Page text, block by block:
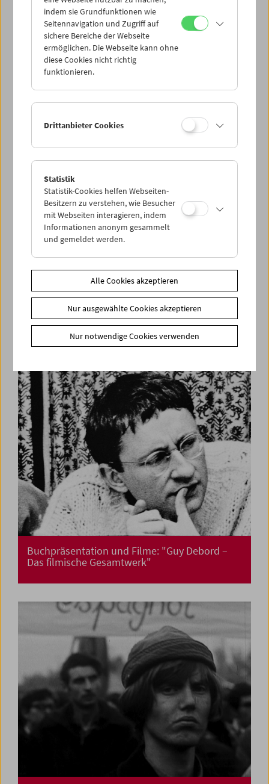
In person: Philipp Fleischmann
Kinoreal: Mark Jenkin
Buchpräsentation und Filme: "Guy Debord –
Das filmische Gesamtwerk"
indem sie Grundfunktionen wie
Seitennavigation und Zugriff auf
sichere Bereiche der Webseite
ermöglichen. Die Webseite kann ohne
diese Cookies nicht richtig
funktionieren.
Drittanbieter Cookies
Statistik
Statistik-Cookies helfen Webseiten-
Besitzern zu verstehen, wie Besucher
mit Webseiten interagieren, indem
Informationen anonym gesammelt
und gemeldet werden.
Alle Cookies akzeptieren
Nur ausgewählte Cookies akzeptieren
Nur notwendige Cookies verwenden